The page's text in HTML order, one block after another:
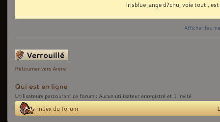
Irisblue ,ange d?chu, voie tout ,
Afficher les
Sujet verrouillé
Retourner vers Arena
Qui est en ligne
Utilisateurs parcourant ce forum : Aucun utilisateur enregistré et 1 invité
Index du forum